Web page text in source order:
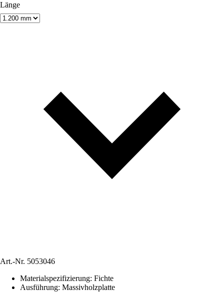
Länge
Art.-Nr. 5053046
Materialspezifizierung: Fichte
Ausführung: Massivholzplatte